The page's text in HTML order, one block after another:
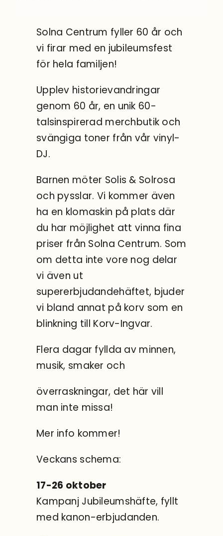
Solna Centrum fyller 60 år och
vi firar med en jubileumsfest
för hela familjen!
Upplev historievandringar
genom 60 år, en unik 60-
talsinspirerad merchbutik och
svängiga toner från vår vinyl-
DJ.
Barnen möter Solis & Solrosa
och pysslar. Vi kommer även
ha en klomaskin på plats där
du har möjlighet att vinna fina
priser från Solna Centrum. Som
om detta inte vore nog delar
vi även ut
supererbjudandehäftet, bjuder
vi bland annat på korv som en
blinkning till Korv-Ingvar.
Flera dagar fyllda av minnen,
musik, smaker och
överraskningar, det här vill
man inte missa!
Mer info kommer!
Veckans schema:
17-26 oktober
Kampanj Jubileumshäfte, fyllt
med kanon-erbjudanden.